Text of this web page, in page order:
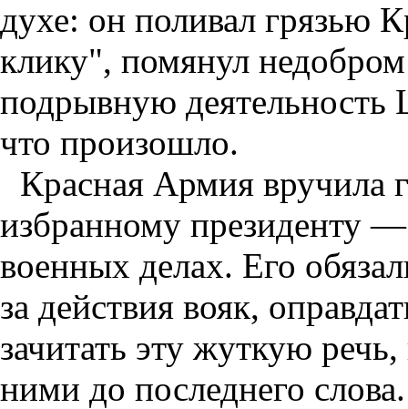
духе: он поливал грязью
клику", помянул
подрывную деятельность
что произошло.
Красная Армия вручила
избранному президенту
военных делах. Его
за действия вояк,
зачитать эту жуткую
ними до последнего слова.